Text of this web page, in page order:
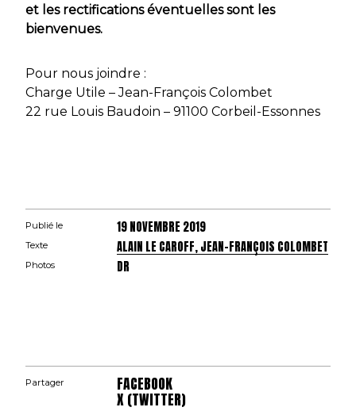
et les rectifications éventuelles sont les
bienvenues.
Pour nous joindre :
Charge Utile – Jean-François Colombet
22 rue Louis Baudoin – 91100 Corbeil-Essonnes
Publié le 19 NOVEMBRE 2019
Texte ALAIN LE CAROFF, JEAN-FRANÇOIS COLOMBET
Photos DR
Partager FACEBOOK
X (TWITTER)